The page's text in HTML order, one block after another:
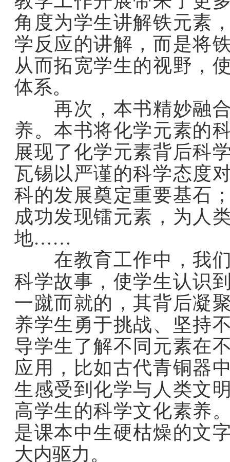
角度为学生讲解铁元素
学反应的讲解，而是将
从而拓宽学生的视野，
体系。
再次，本书精妙融合
养。本书将化学元素的
展现了化学元素背后科
瓦锡以严谨的科学态度
科的发展奠定重要基石
成功发现镭元素，为人
地……
在教育工作中，我们
科学故事，使学生认识
一蹴而就的，其背后凝
养学生勇于挑战、坚持
导学生了解不同元素在
应用，比如古代青铜器
生感受到化学与人类文
高学生的科学文化素养
是课本中生硬枯燥的文
大内驱力。